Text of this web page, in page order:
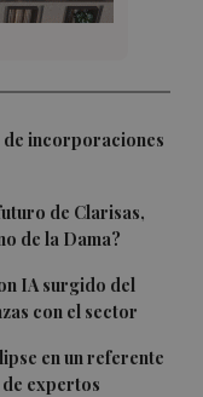
de incorporaciones
de Clarisas,
de la Dama?
IA surgido del
con el sector
en un referente
expertos